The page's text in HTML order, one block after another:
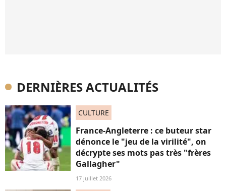
DERNIÈRES ACTUALITÉS
CULTURE
France-Angleterre : ce buteur star
dénonce le "jeu de la virilité", on
décrypte ses mots pas très "frères
Gallagher"
17 juillet 2026